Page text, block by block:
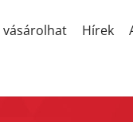
vásárolhat Hírek